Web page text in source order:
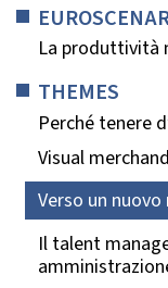
La produttività
THEMES
Perché tenere
Visual
Verso un
Il talent